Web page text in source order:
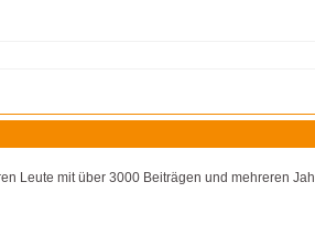
Leute mit über 3000 Beiträgen und mehreren